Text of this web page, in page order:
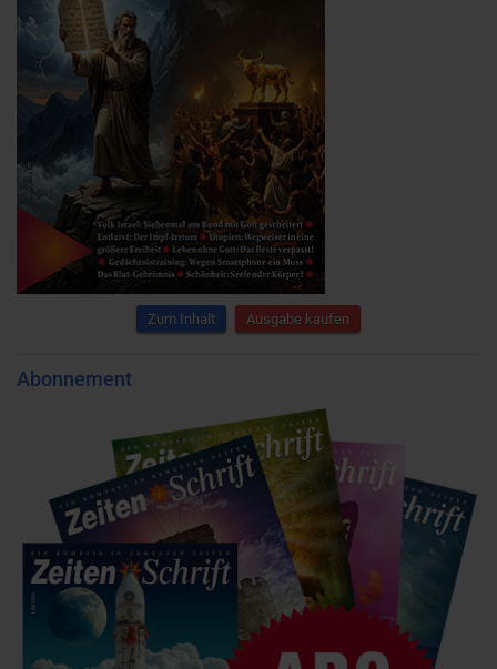
Zum Inhalt Ausgabe kaufen
Abonnement